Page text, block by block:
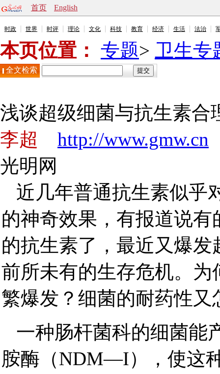
首页 English
时政 世界 时评 理论 文化 科技 教育 经济 生活 法治
本页位置： 专题> 卫生专
全文检索
浅谈超级细菌与抗生素合
李超
http://www.gmw.cn
光明网
近几年普通抗生素似乎
的神奇效果，有报道说
的抗生素了，最近又爆
前所未有的生存危机。
繁爆发？细菌的耐药性又
一种肠杆菌科的细菌能
胺酶（NDM—І），使这